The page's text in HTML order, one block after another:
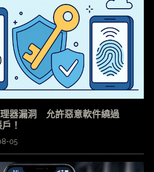
器漏洞 允許惡意軟件繞過
！
05